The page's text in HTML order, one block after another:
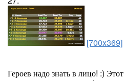
[700x369]
Героев надо знать в лицо! :)